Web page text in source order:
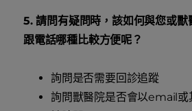
5. 請問有疑問時，該如何與您或
跟電話哪種比較方便呢？
詢問是否需要回診追蹤
詢問獸醫院是否會以email或